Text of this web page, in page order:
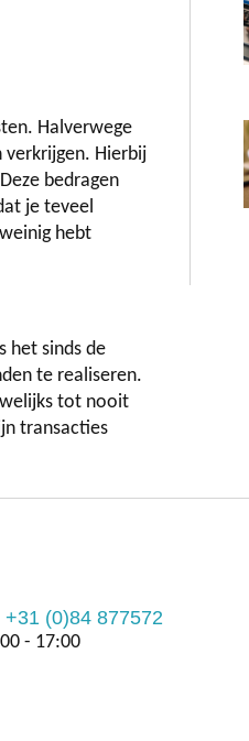
Halverwege
verkrijgen. Hierbij
bedragen
je teveel
hebt
het sinds de
te realiseren.
tot nooit
transacties
+31 (0)84 877572
- 17:00